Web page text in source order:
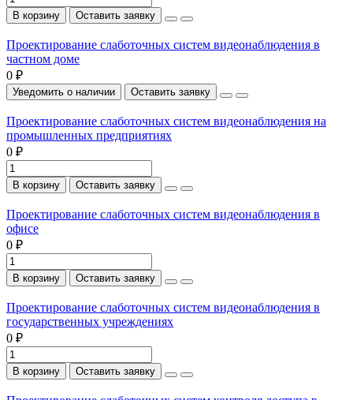
В корзину Оставить заявку
Проектирование слаботочных систем видеонаблюдения в
частном доме
0 ₽
Уведомить о наличии Оставить заявку
Проектирование слаботочных систем видеонаблюдения на
промышленных предприятиях
0 ₽
В корзину Оставить заявку
Проектирование слаботочных систем видеонаблюдения в
офисе
0 ₽
В корзину Оставить заявку
Проектирование слаботочных систем видеонаблюдения в
государственных учреждениях
0 ₽
В корзину Оставить заявку